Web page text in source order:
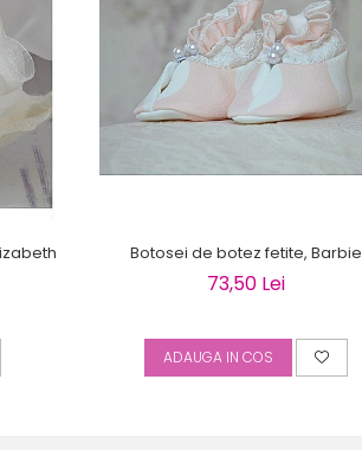
Botosei de botez fetite, Barbie
73,50 Lei
ADAUGA IN COS